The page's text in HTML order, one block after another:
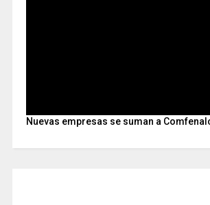
Nuevas empresas se suman a